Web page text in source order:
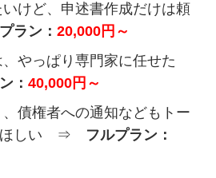
けど、申述書作成だけは頼
ラン： 20,000円～
やっぱり専門家に任せた
： 40,000円～
債権者への通知などもトー
ほしい ⇒
フルプラン：